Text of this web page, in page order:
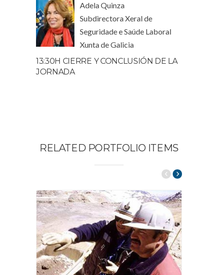
Adela Quinza
Subdirectora Xeral de
Seguridade e Saúde Laboral
Xunta de Galicia
13:30H CIERRE Y CONCLUSIÓN DE LA
JORNADA
RELATED PORTFOLIO ITEMS